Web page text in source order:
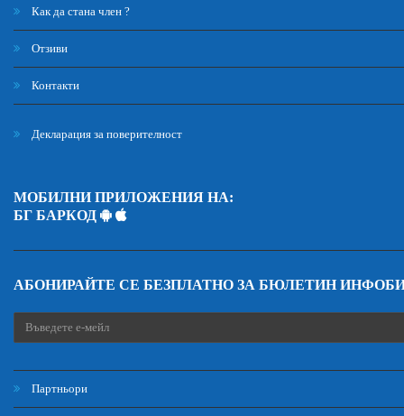
Как да стана член ?
Отзиви
Контакти
Декларация за поверителност
МОБИЛНИ ПРИЛОЖЕНИЯ НА:
БГ БАРКОД
АБОНИРАЙТЕ СЕ БЕЗПЛАТНО ЗА БЮЛЕТИН
Партньори